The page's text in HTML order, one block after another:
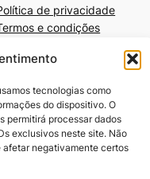
tecnologias como
do dispositivo. O
permitirá processar dados
exclusivos neste site. Não
negativamente certos
de privacidade
e condições